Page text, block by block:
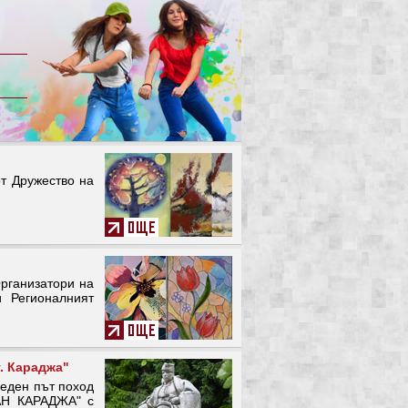
Дружество на
на
Караджа"
път поход
КАРАДЖА" с